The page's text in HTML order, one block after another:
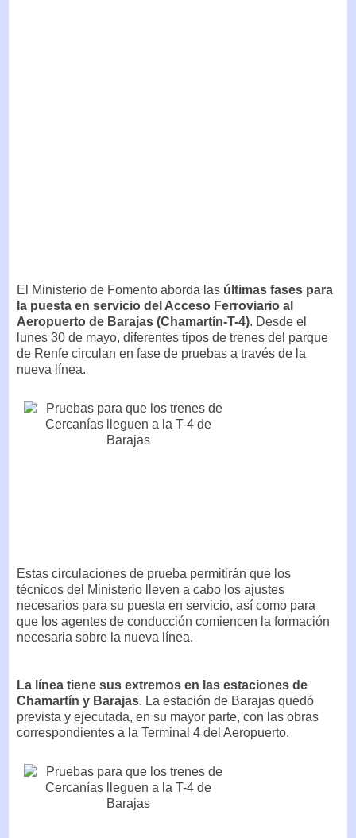
El Ministerio de Fomento aborda las últimas fases para
la puesta en servicio del Acceso Ferroviario al
Aeropuerto de Barajas (Chamartín-T-4). Desde el
lunes 30 de mayo, diferentes tipos de trenes del parque
de Renfe circulan en fase de pruebas a través de la
nueva línea.
Estas circulaciones de prueba permitirán que los
técnicos del Ministerio lleven a cabo los ajustes
necesarios para su puesta en servicio, así como para
que los agentes de conducción comiencen la formación
necesaria sobre la nueva línea.
La línea tiene sus extremos en las estaciones de
Chamartín y Barajas. La estación de Barajas quedó
prevista y ejecutada, en su mayor parte, con las obras
correspondientes a la Terminal 4 del Aeropuerto.